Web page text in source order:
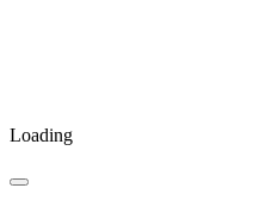
Loading